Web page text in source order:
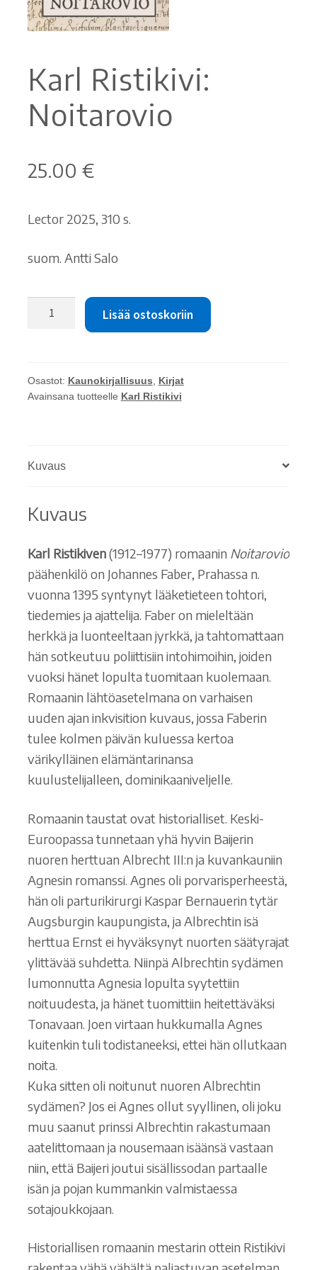
Ostoskori
Tilaus- ja sopimusehdot sekä tietosuojaseloste
Saavutettavuusseloste
Karl Ristikivi:
Noitarovio
25.00 €
Lector 2025, 310 s.
suom. Antti Salo
Lisää ostoskoriin
Osastot: Kaunokirjallisuus
Kirjat
Avainsana tuotteelle Karl Ristikivi
Kuvaus
Kuvaus
Karl Ristikiven(1912–1977) romaanin Noitarovio
päähenkilö on Johannes Faber, Prahassa n.
vuonna 1395 syntynyt lääketieteen tohtori,
tiedemies ja ajattelija. Faber on mieleltään
herkkä ja luonteeltaan jyrkkä, ja tahtomattaan
hän sotkeutuu poliittisiin intohimoihin, joiden
vuoksi hänet lopulta tuomitaan kuolemaan.
Romaanin lähtöasetelmana on varhaisen
uuden ajan inkvisition kuvaus, jossa Faberin
tulee kolmen päivän kuluessa kertoa
värikylläinen elämäntarinansa
kuulustelijalleen, dominikaaniveljelle.
Romaanin taustat ovat historialliset. Keski-
Euroopassa tunnetaan yhä hyvin Baijerin
nuoren herttuan Albrecht III:n ja kuvankauniin
Agnesin romanssi. Agnes oli porvarisperheestä,
hän oli parturikirurgi Kaspar Bernauerin tytär
Augsburgin kaupungista, ja Albrechtin isä
herttua Ernst ei hyväksynyt nuorten säätyrajat
ylittävää suhdetta. Niinpä Albrechtin sydämen
lumonnutta Agnesia lopulta syytettiin
noituudesta, ja hänet tuomittiin heitettäväksi
Tonavaan. Joen virtaan hukkumalla Agnes
kuitenkin tuli todistaneeksi, ettei hän ollutkaan
noita.
Kuka sitten oli noitunut nuoren Albrechtin
sydämen? Jos ei Agnes ollut syyllinen, oli joku
muu saanut prinssi Albrechtin rakastumaan
aatelittomaan ja nousemaan isäänsä vastaan
niin, että Baijeri joutui sisällissodan partaalle
isän ja pojan kummankin valmistaessa
sotajoukkojaan.
Historiallisen romaanin mestarin ottein Ristikivi